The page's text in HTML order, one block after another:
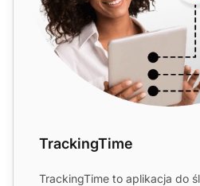
TrackingTime
TrackingTime to aplikacja do